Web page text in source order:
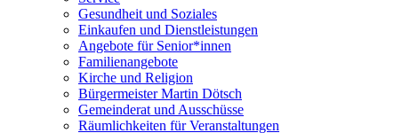
Gesundheit und Soziales
Einkaufen und Dienstleistungen
Angebote für Senior*innen
Familienangebote
Kirche und Religion
Bürgermeister Martin Dötsch
Gemeinderat und Ausschüsse
Räumlichkeiten für Veranstaltungen